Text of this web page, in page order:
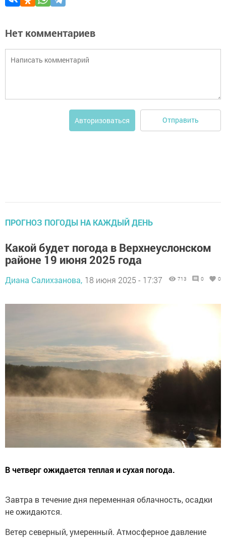
Нет комментариев
Авторизоваться Отправить
ПРОГНОЗ ПОГОДЫ НА КАЖДЫЙ ДЕНЬ
Какой будет погода в Верхнеуслонском
районе 19 июня 2025 года
Диана Салихзанова, 18 июня 2025 - 17:37 713 0 0
В четверг ожидается теплая и сухая погода.
Завтра в течение дня переменная облачность, осадки
не ожидаются.
Ветер северный, умеренный. Атмосферное давление